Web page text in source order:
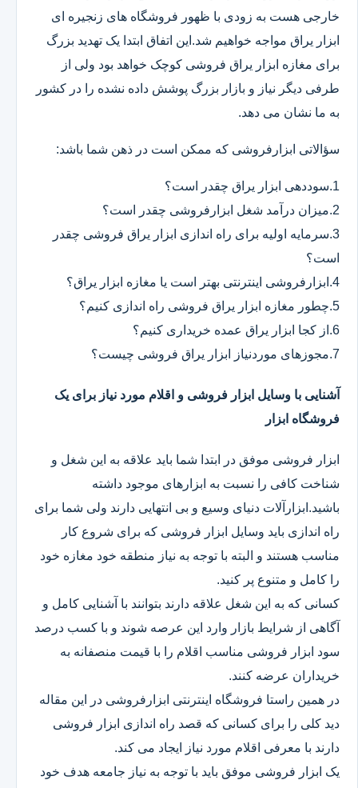
خارجی هست به زودی با ظهور فروشگاه های زنجیره ای
ابزار یراق مواجه خواهیم شد.این اتفاق ابتدا یک تهدید بزرگ
برای مغازه ابزار یراق فروشی کوچک خواهد بود ولی از
طرفی دیگر نیاز و بازار بزرگ پوشش داده نشده را در کشور
به ما نشان می دهد.
سؤالاتی ابزارفروشی که ممکن است در ذهن شما باشد:
1.سوددهی ابزار یراق چقدر است؟
2.میزان درآمد شغل ابزارفروشی چقدر است؟
3.سرمایه اولیه برای راه اندازی ابزار یراق فروشی چقدر
است؟
4.ابزارفروشی اینترنتی بهتر است یا مغازه ابزار یراق؟
5.چطور مغازه ابزار یراق فروشی راه اندازی کنیم؟
6.از کجا ابزار یراق عمده خریداری کنیم؟
7.مجوزهای موردنیاز ابزار یراق فروشی چیست؟
آشنایی با وسایل ابزار فروشی و اقلام مورد نیاز برای یک
فروشگاه ابزار
ابزار فروشی موفق در ابتدا شما باید علاقه به این شغل و
شناخت کافی را نسبت به ابزارهای موجود داشته
باشید.ابزارآلات دنیای وسیع و بی انتهایی دارند ولی شما برای
راه اندازی باید وسایل ابزار فروشی که برای شروع کار
مناسب هستند و البته با توجه به نیاز منطقه خود مغازه خود
را کامل و متنوع پر کنید.
کسانی که به این شغل علاقه دارند بتوانند با آشنایی کامل و
آگاهی از شرایط بازار وارد این عرصه شوند و با کسب درصد
سود ابزار فروشی مناسب اقلام را با قیمت منصفانه به
خریداران عرضه کنند.
در همین راستا فروشگاه اینترنتی ابزارفروشی در این مقاله
دید کلی را برای کسانی که قصد راه اندازی ابزار فروشی
دارند با معرفی اقلام مورد نیاز ایجاد می کند.
یک ابزار فروشی موفق باید با توجه به نیاز جامعه هدف خود